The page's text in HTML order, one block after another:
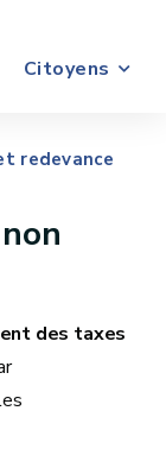
Citoyens
redevance
des taxes